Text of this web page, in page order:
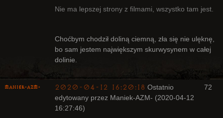
Nie ma lepszej strony z filmami, wszystko tam jest.
Choćbym chodził doliną ciemną, zła się nie ulęknę,
bo sam jestem największym skurwysynem w całej
dolinie.
72
Maniek-AZM- 2020-04-12 16:20:18 Ostatnio
edytowany przez Maniek-AZM- (2020-04-12
16:27:46)